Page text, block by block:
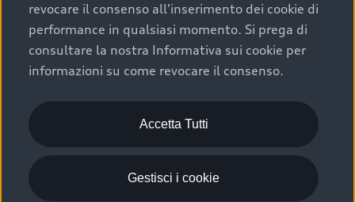
Acquistare un’auto usata in una Concessionaria ufficiale
Audi che offre l’usato garantito tramite Audi Prima
Scelta :plus, significa affidarsi ad un prodotto che viene
sottoposto a 110 controlli approfonditi e coperto da
garanzia fino a 4 anni per una maggiore tutela del tuo
acquisto.
revocare il consenso all'inserimento dei cookie di
performance in qualsiasi momento. Si prega di
consultare la nostra Informativa sui cookie per
informazioni su come revocare il consenso.
Accetta Tutti
Gestisci i cookie